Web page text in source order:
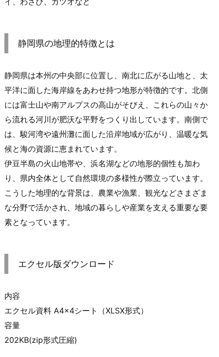
静岡県の地理的特徴とは
静岡県は本州の中央部に位置し、南北に広がる山地と、太
平洋に面した海岸線をあわせ持つ地形が特徴的です。北側
には富士山や南アルプスの高山がそびえ、これらの山々か
ら流れる河川が肥沃な平野をつくり出しています。南側で
は、駿河湾や遠州灘に面した沿岸地域が広がり、温暖な気
候と海の資源に恵まれています。
伊豆半島の火山地帯や、浜名湖などの地形的個性も加わ
り、県内全体として自然環境の多様性が際立っています。
こうした地理的な背景は、農業や漁業、観光などさまざま
な分野で活かされ、地域の暮らしや産業を支える重要な要
素となっています。
エクセル版ダウンロード
内容
エクセル資料 A4×4シート（XLSX形式）
容量
202KB(zip形式圧縮)